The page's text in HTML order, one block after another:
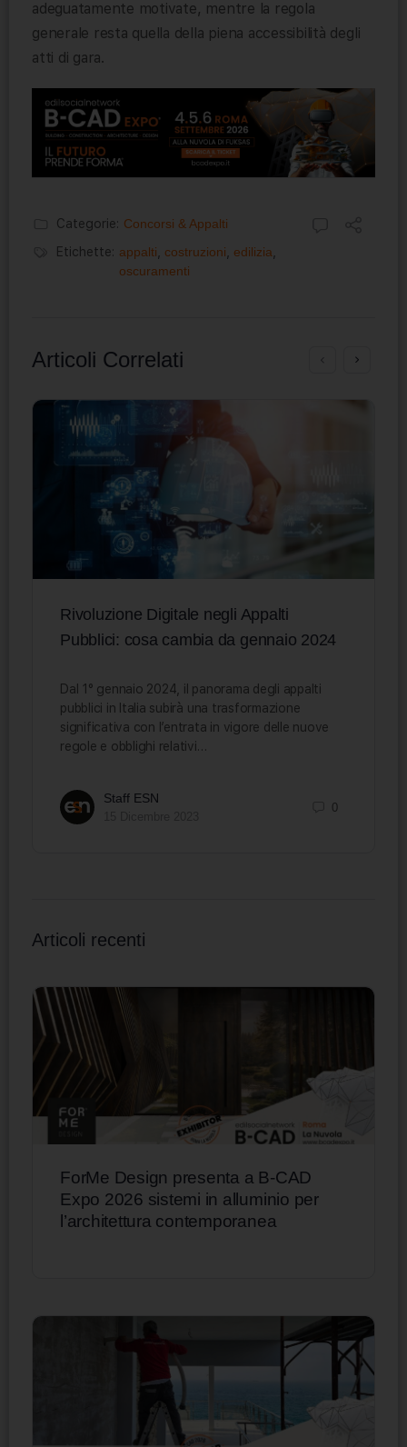
adeguatamente motivate, mentre la regola
generale resta quella della piena accessibilità degli
atti di gara.
Categorie: Concorsi & Appalti
Etichette: appalti costruzioni edilizia
oscuramenti
Articoli Correlati
Rivoluzione Digitale negli Appalti
Pubblici: cosa cambia da gennaio 2024
Dal 1° gennaio 2024, il panorama degli appalti
pubblici in Italia subirà una trasformazione
significativa con l’entrata in vigore delle nuove
regole e obblighi relativi…
Staff ESN
0
Articoli recenti
ForMe Design presenta a B-CAD
Expo 2026 sistemi in alluminio per
l’architettura contemporanea